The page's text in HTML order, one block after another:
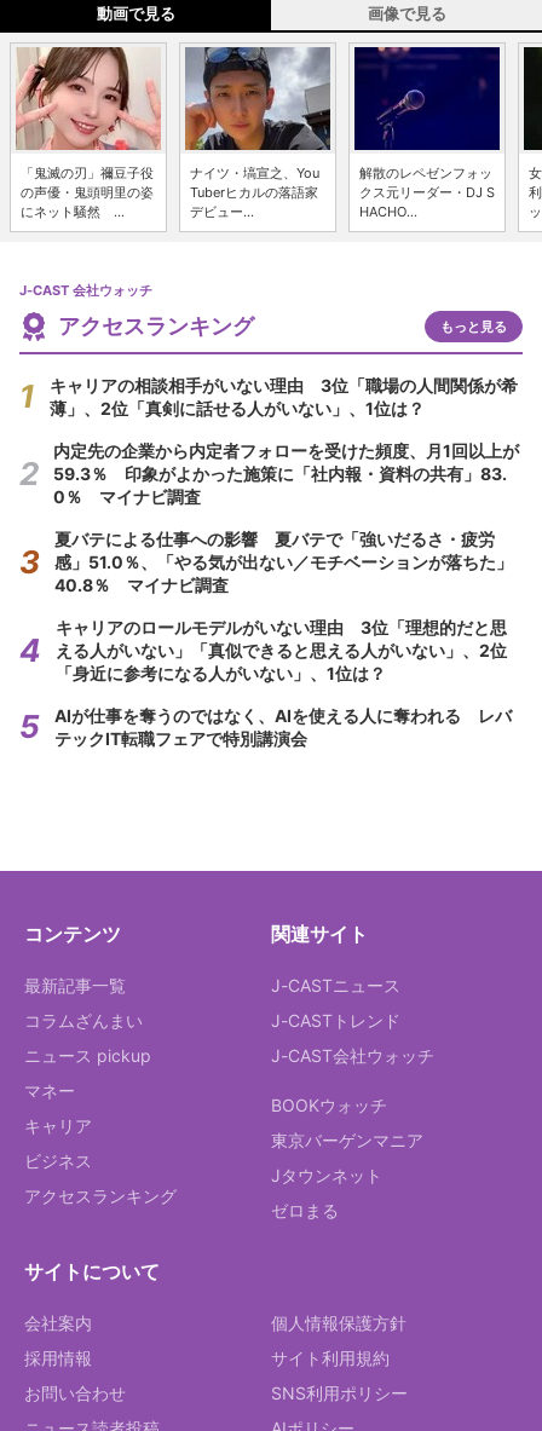
動画で見る 画像で見る
「鬼滅の刃」禰豆子役
の声優・鬼頭明里の姿
にネット騒然 ...
ナイツ・塙宣之、You
Tuberヒカルの落語家
デビュー...
解散のレペゼンフォッ
クス元リーダー・DJ S
HACHO...
J-CAST 会社ウォッチ
アクセスランキング もっと見る
キャリアの相談相手がいない理由 3位「職場の人間関係が希
薄」、2位「真剣に話せる人がいない」、1位は？
内定先の企業から内定者フォローを受けた頻度、月1回以上が
59.3％ 印象がよかった施策に「社内報・資料の共有」83.
0％ マイナビ調査
夏バテによる仕事への影響 夏バテで「強いだるさ・疲労
感」51.0％、「やる気が出ない／モチベーションが落ちた」
40.8％ マイナビ調査
キャリアのロールモデルがいない理由 3位「理想的だと思
える人がいない」「真似できると思える人がいない」、2位
「身近に参考になる人がいない」、1位は？
AIが仕事を奪うのではなく、AIを使える人に奪われる レバ
テックIT転職フェアで特別講演会
コンテンツ
最新記事一覧
コラムざんまい
ニュース pickup
マネー
キャリア
ビジネス
アクセスランキング
関連サイト
J-CASTニュース
J-CASTトレンド
J-CAST会社ウォッチ
BOOKウォッチ
東京バーゲンマニア
Jタウンネット
ゼロまる
サイトについて
会社案内
採用情報
お問い合わせ
個人情報保護方針
サイト利用規約
SNS利用ポリシー